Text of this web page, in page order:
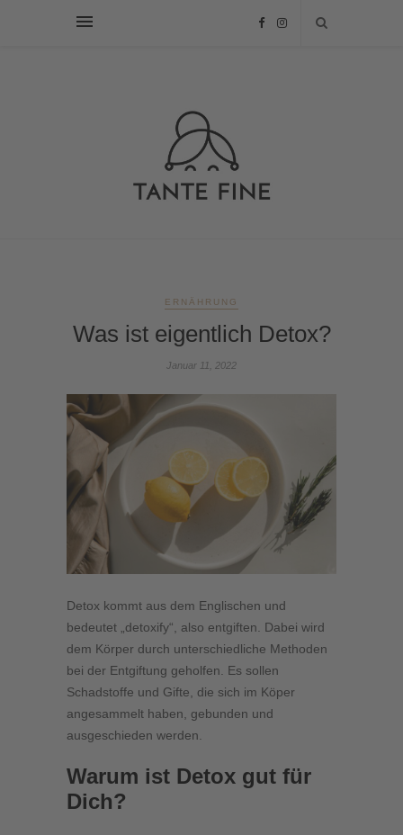
ERNÄHRUNG
Was ist eigentlich Detox?
Januar 11, 2022
Detox kommt aus dem Englischen und
bedeutet „detoxify“, also entgiften. Dabei wird
dem Körper durch unterschiedliche Methoden
bei der Entgiftung geholfen. Es sollen
Schadstoffe und Gifte, die sich im Köper
angesammelt haben, gebunden und
ausgeschieden werden.
Warum ist Detox gut für
Dich?